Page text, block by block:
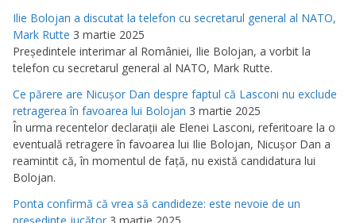
Ilie Bolojan a discutat la telefon cu secretarul general al NATO,
Mark Rutte 3 martie 2025
Preşedintele interimar al României, Ilie Bolojan, a vorbit la
telefon cu secretarul general al NATO, Mark Rutte.
Ce părere are Nicuşor Dan despre faptul că Lasconi nu exclude
retragerea în favoarea lui Bolojan 3 martie 2025
În urma recentelor declaraţii ale Elenei Lasconi, referitoare la o
eventuală retragere în favoarea lui Ilie Bolojan, Nicuşor Dan a
reamintit că, în momentul de faţă, nu există candidatura lui
Bolojan.
Ponta confirmă că vrea să candideze: este nevoie de un
preşedinte jucător 3 martie 2025